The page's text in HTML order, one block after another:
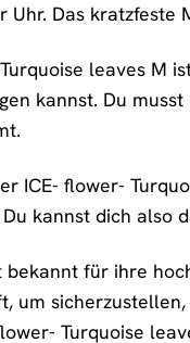
Uhr. Das
leaves M
kannst. Du
ICE- flower-
kannst dich also
bekannt für ihre
um
Turquoise